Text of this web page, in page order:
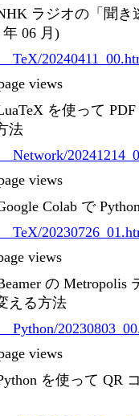
ラジオの「聞き
年 06 月)
views
を使って
法
views
Colab で
views
の Metropolis
える方法
views
を使って QR